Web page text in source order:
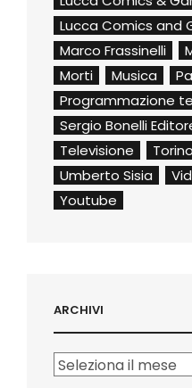
Lucca Comics and
Marco Frassinelli
Morti
Musica
Programmazione
Sergio Bonelli
Televisione
Umberto Sisia
Youtube
ARCHIVI
Archivi